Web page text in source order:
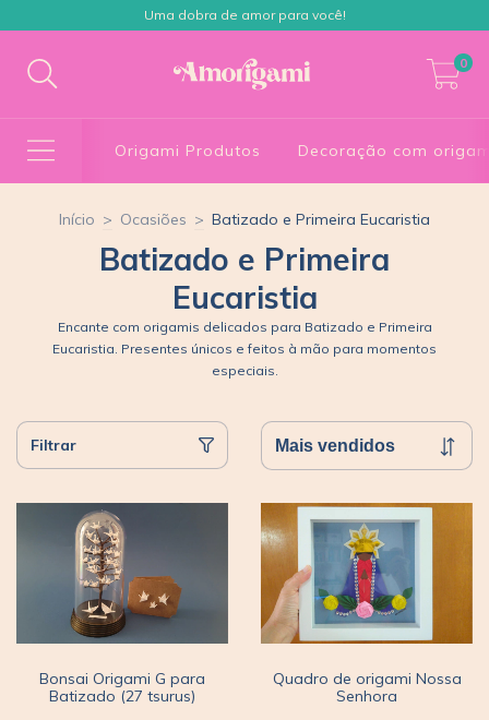
Uma dobra de amor para você!
0
Origami Produtos Decoração com
Início > Ocasiões > Batizado e Primeira Eucaristia
Batizado e Primeira
Eucaristia
Encante com origamis delicados para Batizado e Primeira
Eucaristia. Presentes únicos e feitos à mão para momentos
especiais.
Filtrar
Bonsai Origami G para
Batizado (27 tsurus)
Quadro de origami Nossa
Senhora